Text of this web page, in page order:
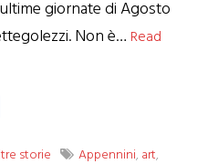
giornate di Agosto
Non è… Read
storie Appennini, art,